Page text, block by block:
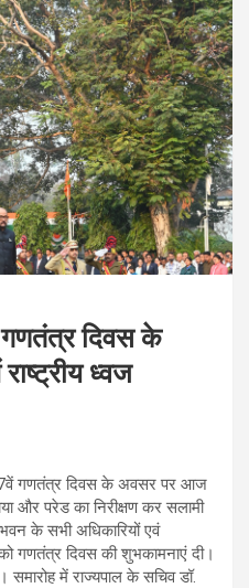
गणतंत्र दिवस के
ध्वज
गणतंत्र दिवस के अवसर पर आज
और परेड का निरीक्षण कर सलामी
के सभी अधिकारियों एवं
गणतंत्र दिवस की शुभकामनाएं दी।
समारोह में राज्यपाल के सचिव डॉ.